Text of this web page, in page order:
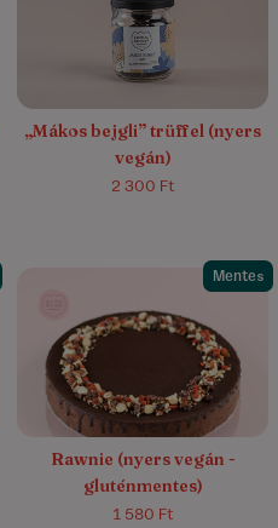
„Mákos bejgli” trüffel (nyers
vegán)
2 300 Ft
Mentes
4.1/5 (19)
Rawnie (nyers vegán -
gluténmentes)
1 580 Ft